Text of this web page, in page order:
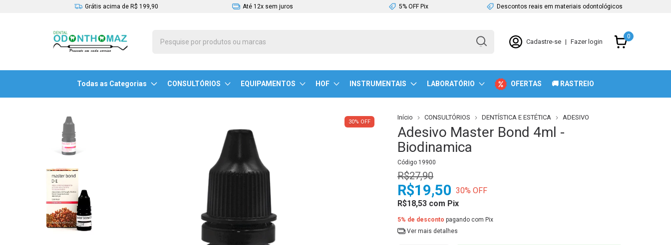
Grátis acima de R$ 199,90 Até 12x sem juros 5% OFF Pix Descontos reais em materiais odontológicos
Cadastre-se | Fazer login
0
Todas as Categorias CONSULTÓRIOS EQUIPAMENTOS HOF INSTRUMENTAIS LABORATÓRIO OFERTAS 🚚 RASTREIO
30% OFF
Início CONSULTÓRIOS DENTÍSTICA E ESTÉTICA ADESIVO
Adesivo Master Bond 4ml -
Biodinamica
Código 19900
R$27,90
R$19,50 30% OFF
R$18,53 com Pix
5% de desconto pagando com Pix
Ver mais detalhes